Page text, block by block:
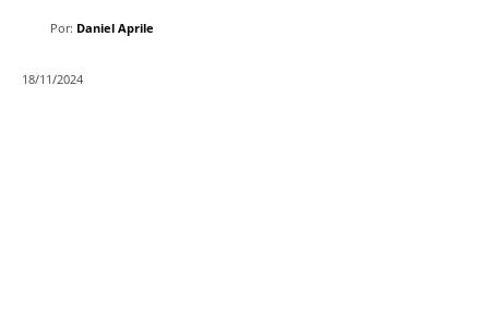
Por: Daniel Aprile
18/11/2024